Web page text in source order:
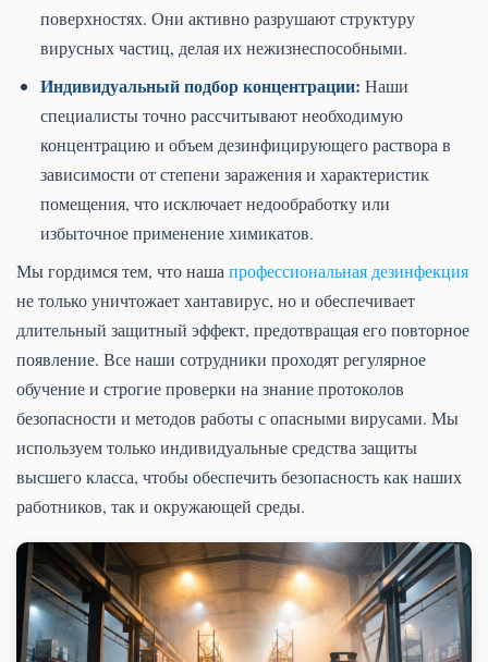
поверхностях. Они активно разрушают структуру
вирусных частиц, делая их нежизнеспособными.
Индивидуальный подбор концентрации: Наши
специалисты точно рассчитывают необходимую
концентрацию и объем дезинфицирующего раствора в
зависимости от степени заражения и характеристик
помещения, что исключает недообработку или
избыточное применение химикатов.
Мы гордимся тем, что нашапрофессиональная дезинфекция
не только уничтожает хантавирус, но и обеспечивает
длительный защитный эффект, предотвращая его повторное
появление. Все наши сотрудники проходят регулярное
обучение и строгие проверки на знание протоколов
безопасности и методов работы с опасными вирусами. Мы
используем только индивидуальные средства защиты
высшего класса, чтобы обеспечить безопасность как наших
работников, так и окружающей среды.